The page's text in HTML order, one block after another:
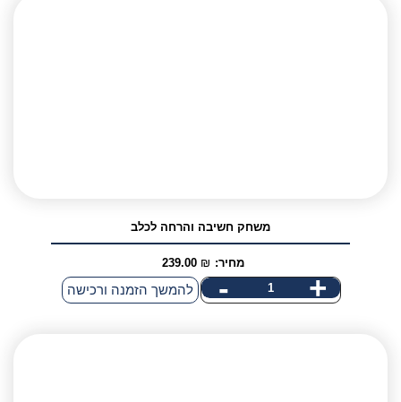
משחק חשיבה והרחה לכלב
מחיר: 239.00 ₪
+
כמות
- להמשך הזמנה ורכישה